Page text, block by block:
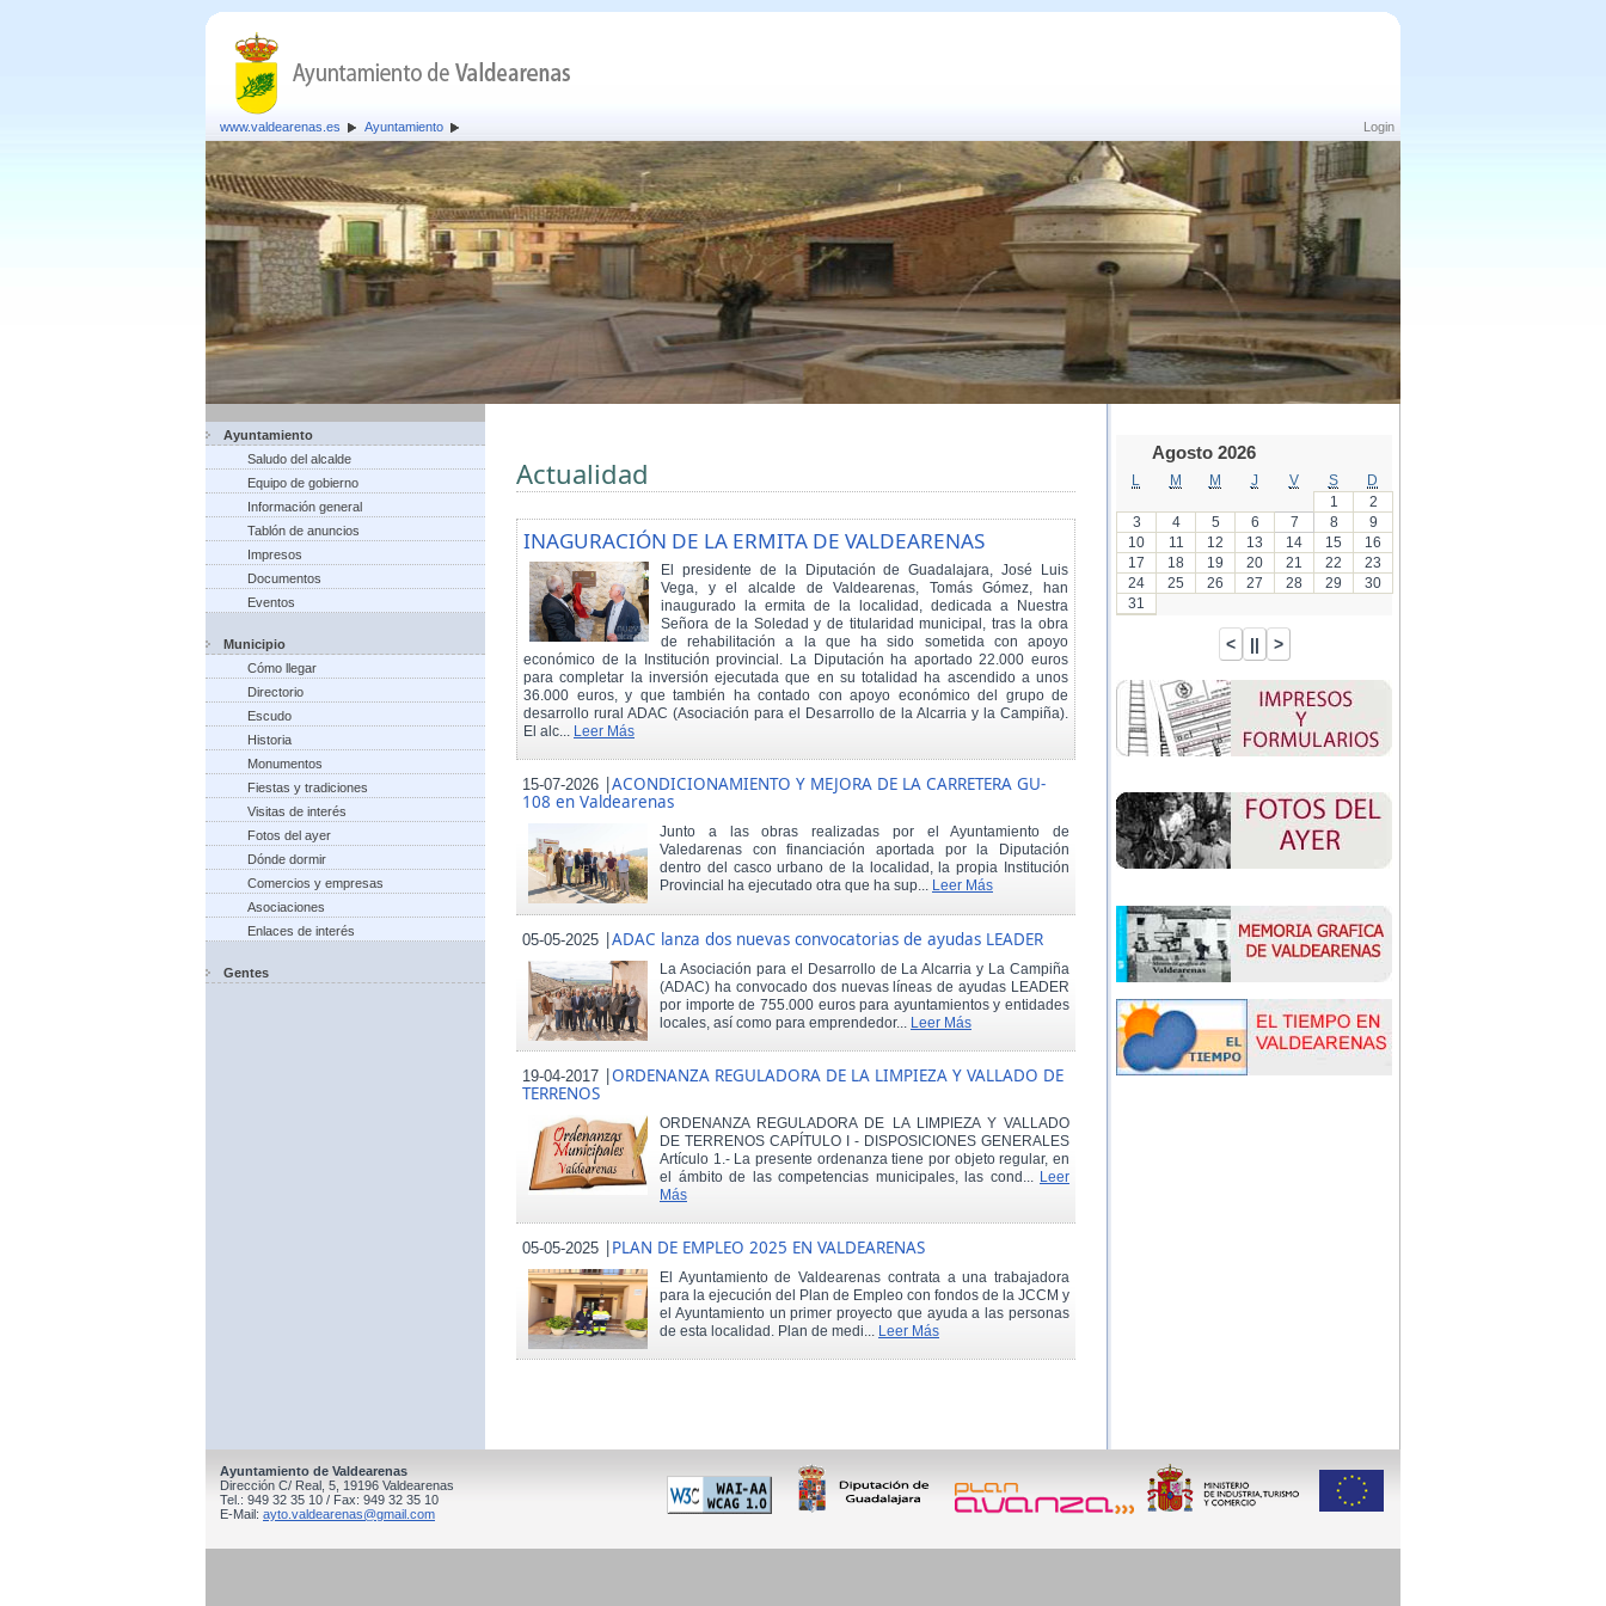
Login
www.valdearenas.es Ayuntamiento
Ayuntamiento
Saludo del alcalde
Equipo de gobierno
Información general
Tablón de anuncios
Impresos
Documentos
Eventos
Municipio
Cómo llegar
Directorio
Escudo
Historia
Monumentos
Fiestas y tradiciones
Visitas de interés
Fotos del ayer
Dónde dormir
Comercios y empresas
Asociaciones
Enlaces de interés
Gentes
Actualidad
INAGURACIÓN DE LA ERMITA DE VALDEARENAS
El presidente de la Diputación de Guadalajara, José Luis
Vega, y el alcalde de Valdearenas, Tomás Gómez, han
inaugurado la ermita de la localidad, dedicada a Nuestra
Señora de la Soledad y de titularidad municipal, tras la obra
de rehabilitación a la que ha sido sometida con apoyo
económico de la Institución provincial. La Diputación ha aportado 22.000 euros
para completar la inversión ejecutada que en su totalidad ha ascendido a unos
36.000 euros, y que también ha contado con apoyo económico del grupo de
desarrollo rural ADAC (Asociación para el Desarrollo de la Alcarria y la Campiña).
El alc... Leer Más
15-07-2026 |ACONDICIONAMIENTO Y MEJORA DE LA CARRETERA GU-
108 en Valdearenas
Junto a las obras realizadas por el Ayuntamiento de
Valedarenas con financiación aportada por la Diputación
dentro del casco urbano de la localidad, la propia Institución
Provincial ha ejecutado otra que ha sup... Leer Más
05-05-2025 |ADAC lanza dos nuevas convocatorias de ayudas LEADER
La Asociación para el Desarrollo de La Alcarria y La Campiña
(ADAC) ha convocado dos nuevas líneas de ayudas LEADER
por importe de 755.000 euros para ayuntamientos y entidades
locales, así como para emprendedor... Leer Más
19-04-2017 |ORDENANZA REGULADORA DE LA LIMPIEZA Y VALLADO DE
TERRENOS
ORDENANZA REGULADORA DE LA LIMPIEZA Y VALLADO
DE TERRENOS CAPÍTULO I - DISPOSICIONES GENERALES
Artículo 1.- La presente ordenanza tiene por objeto regular, en
el ámbito de las competencias municipales, las cond... Leer
Más
05-05-2025 |PLAN DE EMPLEO 2025 EN VALDEARENAS
El Ayuntamiento de Valdearenas contrata a una trabajadora
para la ejecución del Plan de Empleo con fondos de la JCCM y
el Ayuntamiento un primer proyecto que ayuda a las personas
de esta localidad. Plan de medi... Leer Más
Agosto 2026
M M J V S
D
1
2
3
4 5 6 7 8
9
10
11 12 13 14 15
16
17
18 19 20 21 22
23
24
25 26 27 28 29
30
31
Ayuntamiento de Valdearenas
Dirección C/ Real, 5, 19196 Valdearenas
Tel.: 949 32 35 10 / Fax: 949 32 35 10
E-Mail: ayto.valdearenas@gmail.com